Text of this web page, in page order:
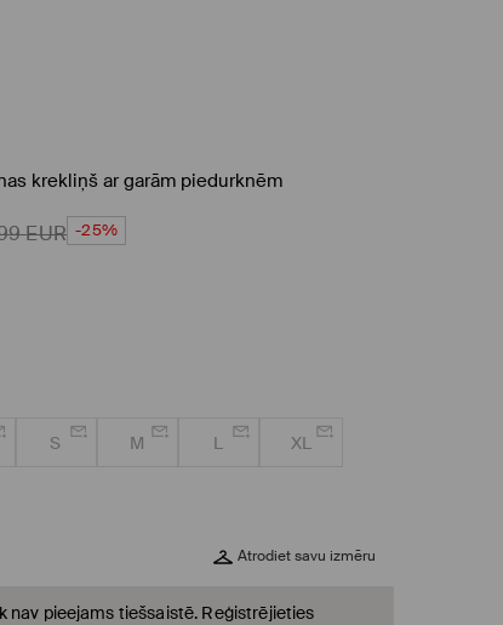
krekliņš ar garām piedurknēm
EUR -25%
S M L XL
Atrodiet savu izmēru
nav pieejams tiešsaistē. Reģistrējieties